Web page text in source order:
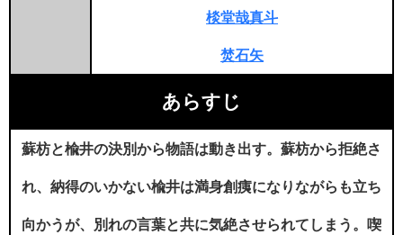
棪堂哉真斗
焚石矢
あらすじ
蘇枋と楡井の決別から物語は動き出す。蘇枋から拒絶さ
れ、納得のいかない楡井は満身創痍になりながらも立ち
向かうが、別れの言葉と共に気絶させられてしまう。喫